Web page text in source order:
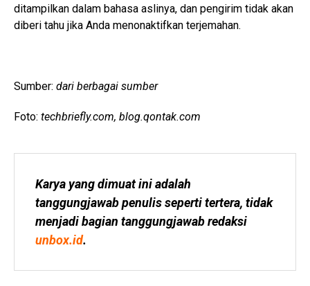
ditampilkan dalam bahasa aslinya, dan pengirim tidak akan
diberi tahu jika Anda menonaktifkan terjemahan.
Sumber: dari berbagai sumber
Foto: techbriefly.com, blog.qontak.com
Karya yang dimuat ini adalah
tanggungjawab penulis seperti tertera, tidak
unbox.id.